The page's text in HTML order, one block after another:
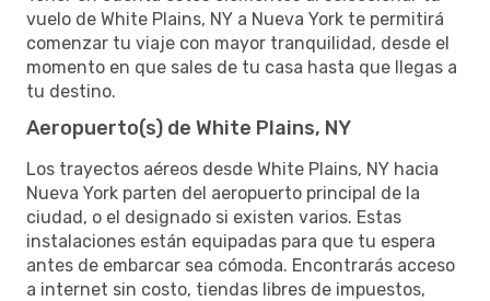
vuelo de White Plains, NY a Nueva York te permitirá
comenzar tu viaje con mayor tranquilidad, desde el
momento en que sales de tu casa hasta que llegas a
tu destino.
Aeropuerto(s) de White Plains, NY
Los trayectos aéreos desde White Plains, NY hacia
Nueva York parten del aeropuerto principal de la
ciudad, o el designado si existen varios. Estas
instalaciones están equipadas para que tu espera
antes de embarcar sea cómoda. Encontrarás acceso
a internet sin costo, tiendas libres de impuestos,